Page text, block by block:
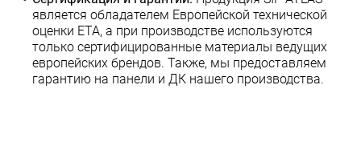
является обладателем Европейской технической
оценки ЕТА, а при производстве используются
только сертифицированные материалы ведущих
европейских брендов. Также, мы предоставляем
гарантию на панели и ДК нашего производства.